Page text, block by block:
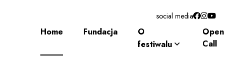
social media
Home Fundacja
O
festiwalu
Open
Call